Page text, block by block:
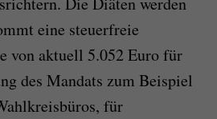
eine steuerfreie
von aktuell 5.052 Euro für
des Mandats zum Beispiel
für